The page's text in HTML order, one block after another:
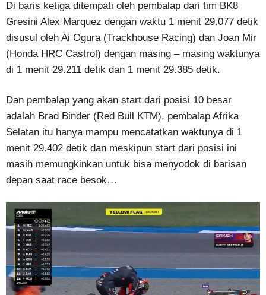
Di baris ketiga ditempati oleh pembalap dari tim BK8
Gresini Alex Marquez dengan waktu 1 menit 29.077 detik
disusul oleh Ai Ogura (Trackhouse Racing) dan Joan Mir
(Honda HRC Castrol) dengan masing – masing waktunya
di 1 menit 29.211 detik dan 1 menit 29.385 detik.
Dan pembalap yang akan start dari posisi 10 besar
adalah Brad Binder (Red Bull KTM), pembalap Afrika
Selatan itu hanya mampu mencatatkan waktunya di 1
menit 29.402 detik dan meskipun start dari posisi ini
masih memungkinkan untuk bisa menyodok di barisan
depan saat race besok…